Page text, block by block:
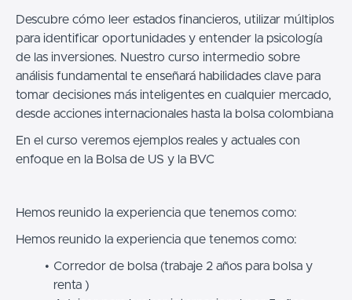
Descubre cómo leer estados financieros, utilizar múltiplos
para identificar oportunidades y entender la psicología
de las inversiones. Nuestro curso intermedio sobre
análisis fundamental te enseñará habilidades clave para
tomar decisiones más inteligentes en cualquier mercado,
desde acciones internacionales hasta la bolsa colombiana
En el curso veremos ejemplos reales y actuales con
enfoque en la Bolsa de US y la BVC
Hemos reunido la experiencia que tenemos como:
Hemos reunido la experiencia que tenemos como:
Corredor de bolsa (trabaje 2 años para bolsa y
renta )